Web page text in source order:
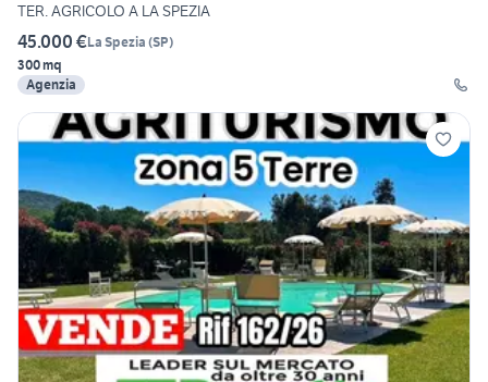
TER. AGRICOLO A LA SPEZIA
45.000 €La Spezia (SP)
300 mq
Agenzia